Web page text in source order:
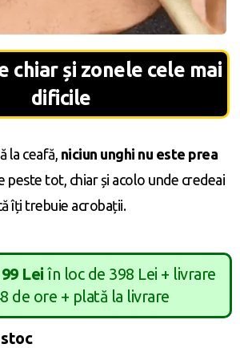
chiar și zonele cele mai
dificile
la ceafă, niciun unghi nu este prea
peste tot, chiar și acolo unde credeai
îți trebuie acrobații.
Leiîn loc de 398 Lei + livrare
de ore + plată la livrare